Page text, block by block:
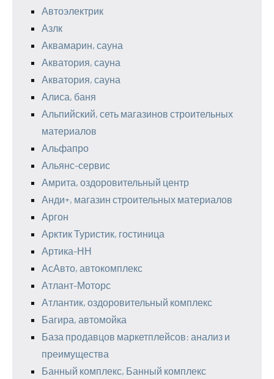
Автоэлектрик
Азлк
Аквамарин, сауна
Акватория, сауна
Акватория, сауна
Алиса, баня
Альпийский, сеть магазинов строительных
материалов
Альфапро
Альянс-сервис
Амрита, оздоровительный центр
Анди+, магазин строительных материалов
Аргон
Арктик Туристик, гостиница
Артика-НН
АсАвто, автокомплекс
Атлант-Моторс
Атлантик, оздоровительный комплекс
Багира, автомойка
База продавцов маркетплейсов: анализ и
преимущества
Банный комплекс, Банный комплекс